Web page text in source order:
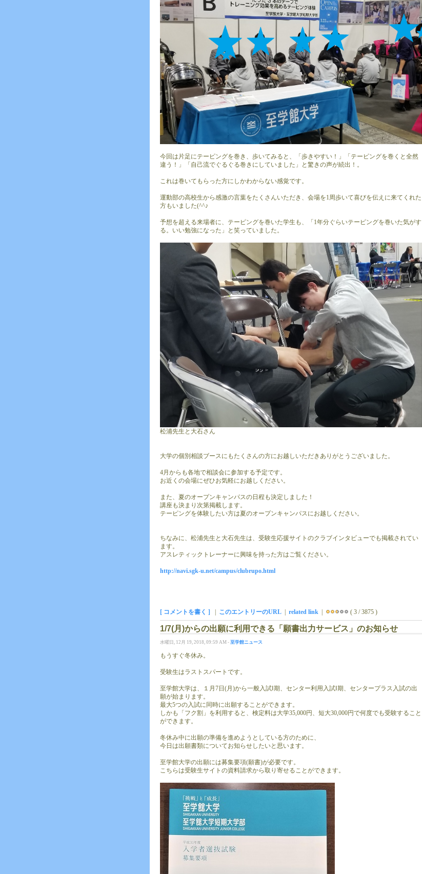
今回は片足にテーピングを巻き、歩いてみると、「歩きやすい！」「テーピングを巻くと全然
違う！」「自己流でぐるぐる巻きにしていました」と驚きの声が続出！。
これは巻いてもらった方にしかわからない感覚です。
運動部の高校生から感激の言葉をたくさんいただき、会場を1周歩いて喜びを伝えに来てくれた
方もいました(^^♪
予想を超える来場者に、テーピングを巻いた学生も、「1年分ぐらいテーピングを巻いた気がす
る。いい勉強になった」と笑っていました。
松浦先生と大石さん
大学の個別相談ブースにもたくさんの方にお越しいただきありがとうございました。
4月からも各地で相談会に参加する予定です。
お近くの会場にぜひお気軽にお越しください。
また、夏のオープンキャンパスの日程も決定しました！
講座も決まり次第掲載します。
テーピングを体験したい方は夏のオープンキャンパスにお越しください。
ちなみに、松浦先生と大石先生は、受験生応援サイトのクラブインタビューでも掲載されてい
ます。
アスレティックトレーナーに興味を持った方はご覧ください。
http://navi.sgk-u.net/campus/clubrupo.html
[ コメントを書く ] このエントリーのURL related link ( 3 / 3875 )
1/7(月)からの出願に利用できる「願書出力サービス」のお知らせ
水曜日, 12月 19, 2018, 09:59 AM - 至学館ニュース
もうすぐ冬休み。
受験生はラストスパートです。
至学館大学は、１月7日(月)から一般入試Ⅰ期、センター利用入試Ⅰ期、センタープラス入試の出
願が始まります。
最大5つの入試に同時に出願することができます。
しかも「フク割」を利用すると、検定料は大学35,000円、短大30,000円で何度でも受験すること
ができます。
冬休み中に出願の準備を進めようとしている方のために、
今日は出願書類についてお知らせしたいと思います。
至学館大学の出願には募集要項(願書)が必要です。
こちらは受験生サイトの資料請求から取り寄せることができます。